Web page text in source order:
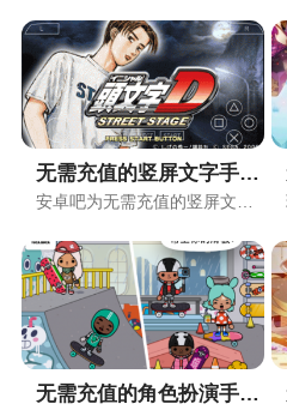
无需充值的竖屏文字手游排行榜
无需充值的角色扮演手游排行榜